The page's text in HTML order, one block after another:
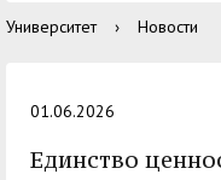
организация высшей
Образовательный
Университет › Новости
01.06.2026
Единство